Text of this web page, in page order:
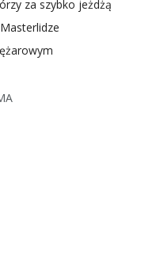
za szybko jeżdżą